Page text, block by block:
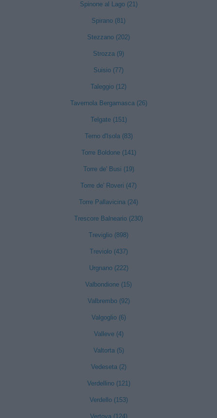
Spinone al Lago (21)
Spirano (81)
Stezzano (202)
Strozza (9)
Suisio (77)
Taleggio (12)
Tavernola Bergamasca (26)
Telgate (151)
Terno d'Isola (83)
Torre Boldone (141)
Torre de' Busi (19)
Torre de' Roveri (47)
Torre Pallavicina (24)
Trescore Balneario (230)
Treviglio (898)
Treviolo (437)
Urgnano (222)
Valbondione (15)
Valbrembo (92)
Valgoglio (6)
Valleve (4)
Valtorta (5)
Vedeseta (2)
Verdellino (121)
Verdello (153)
Vertova (124)